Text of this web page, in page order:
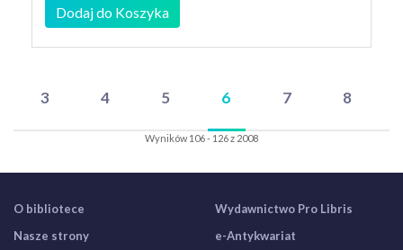
Dodaj do Koszyka
3 4 5 6 7 8
Wyników 106 - 126 z 2008
O bibliotece
Nasze strony
Wydawnictwo Pro Libris
e-Antykwariat